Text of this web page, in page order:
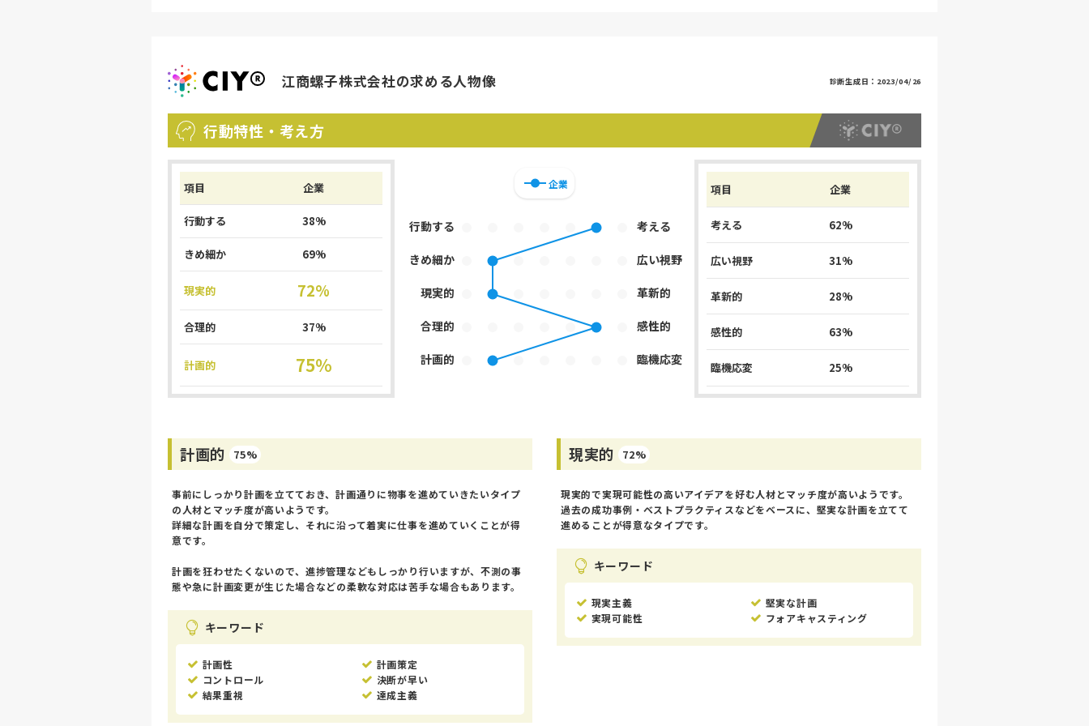
江商螺子株式会社の求める人物像 診断生成日： 2023/04/26
行動特性・考え方
項目 企業
行動する 38%
きめ細か 69%
現実的 72%
合理的 37%
計画的 75%
企業
行動する
きめ細か
現実的
合理的
計画的
考える
広い視野
革新的
感性的
臨機応変
項目 企業
考える 62%
広い視野 31%
革新的 28%
感性的 63%
臨機応変 25%
計画的 75%
事前にしっかり計画を立てておき、計画通りに物事を進めていきたいタイプ
の人材とマッチ度が高いようです。
詳細な計画を自分で策定し、それに沿って着実に仕事を進めていくことが得
意です。
計画を狂わせたくないので、進捗管理などもしっかり行いますが、不測の事
態や急に計画変更が生じた場合などの柔軟な対応は苦手な場合もあります。
キーワード
計画性
計画策定
コントロール
決断が早い
結果重視
達成主義
現実的 72%
現実的で実現可能性の高いアイデアを好む人材とマッチ度が高いようです。
過去の成功事例・ベストプラクティスなどをベースに、堅実な計画を立てて
進めることが得意なタイプです。
キーワード
現実主義
堅実な計画
実現可能性
フォアキャスティング